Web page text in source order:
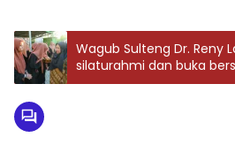
Wagub Sulteng Dr. Reny
silaturahmi dan buka
1 Makassar serta anak